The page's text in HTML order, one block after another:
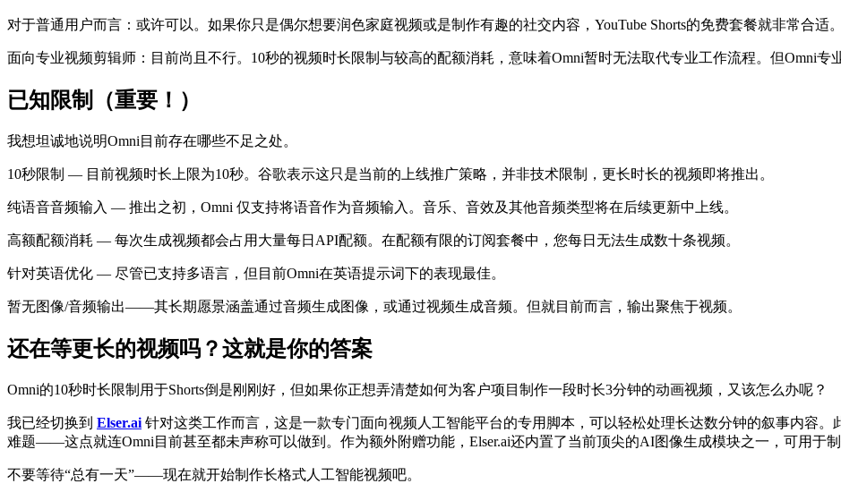
对于普通用户而言：或许可以。如果你只是偶尔想要润色家庭视频或是制作有趣的社交内容，YouTube Shorts的免费套餐就非常合适
面向专业视频剪辑师：目前尚且不行。10秒的视频时长限制与较高的配额消耗，意味着Omni暂时无法取代专业工作流程。但Omni
已知限制（重要！）
我想坦诚地说明Omni目前存在哪些不足之处。
10秒限制 — 目前视频时长上限为10秒。谷歌表示这只是当前的上线推广策略，并非技术限制，更长时长的视频即将推出。
纯语音音频输入 — 推出之初，Omni 仅支持将语音作为音频输入。音乐、音效及其他音频类型将在后续更新中上线。
高额配额消耗 — 每次生成视频都会占用大量每日API配额。在配额有限的订阅套餐中，您每日无法生成数十条视频。
针对英语优化 — 尽管已支持多语言，但目前Omni在英语提示词下的表现最佳。
暂无图像/音频输出——其长期愿景涵盖通过音频生成图像，或通过视频生成音频。但就目前而言，输出聚焦于视频。
还在等更长的视频吗？这就是你的答案
Omni的10秒时长限制用于Shorts倒是刚刚好，但如果你正想弄清楚如何为客户项目制作一段时长3分钟的动画视频，又该怎么办呢？
我已经切换到 Elser.ai 针对这类工作而言，这是一款专门面向视频人工智能平台的专用脚本，可以轻松处理长达数分钟的叙事内容
难题——这点就连Omni目前甚至都未声称可以做到。作为额外附赠功能，Elser.ai还内置了当前顶尖的AI图像生成模块之一，可用于制
不要等待“总有一天”——现在就开始制作长格式人工智能视频吧。